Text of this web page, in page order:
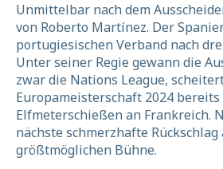
Unmittelbar nach dem
von Roberto Martínez. Der
portugiesischen Verband nach
Unter seiner Regie gewann die
zwar die Nations League,
Europameisterschaft 2024
Elfmeterschießen an Frankreich.
nächste schmerzhafte
größtmöglichen Bühne.